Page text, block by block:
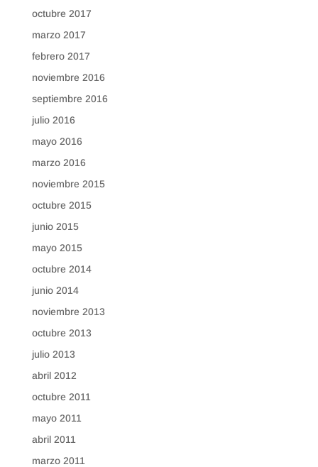
octubre 2017
marzo 2017
febrero 2017
noviembre 2016
septiembre 2016
julio 2016
mayo 2016
marzo 2016
noviembre 2015
octubre 2015
junio 2015
mayo 2015
octubre 2014
junio 2014
noviembre 2013
octubre 2013
julio 2013
abril 2012
octubre 2011
mayo 2011
abril 2011
marzo 2011